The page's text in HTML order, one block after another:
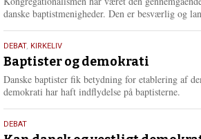
danske baptistmenigheder. Den er besværlig og
18.
maj
2026
DEBAT, KIRKELIV
Baptister og demokrati
Danske baptister fik betydning for etablering af
demokrati har haft indflydelse på baptisterne.
18.
DEBAT